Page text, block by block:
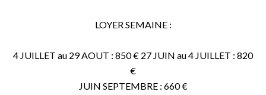
LOYER SEMAINE :
4 JUILLET au 29 AOUT : 850 € 27 JUIN au 4 JUILLET : 820
€
JUIN SEPTEMBRE : 660 €